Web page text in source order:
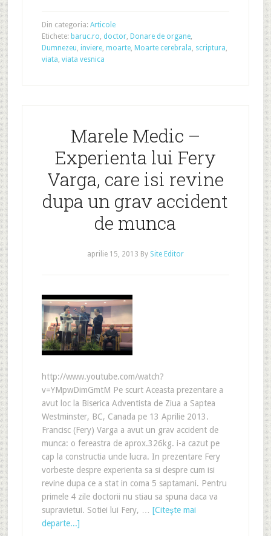
Din categoria: Articole
Etichete: baruc.ro, doctor, Donare de organe,
Dumnezeu, inviere, moarte, Moarte cerebrala, scriptura,
viata, viata vesnica
Marele Medic –
Experienta lui Fery
Varga, care isi revine
dupa un grav accident
de munca
aprilie 15, 2013 By Site Editor
http://www.youtube.com/watch?
v=YMpwDimGmtM Pe scurt Aceasta prezentare a
avut loc la Biserica Adventista de Ziua a Saptea
Westminster, BC, Canada pe 13 Aprilie 2013.
Francisc (Fery) Varga a avut un grav accident de
munca: o fereastra de aprox.326kg. i-a cazut pe
cap la constructia unde lucra. In prezentare Fery
vorbeste despre experienta sa si despre cum isi
revine dupa ce a stat in coma 5 saptamani. Pentru
primele 4 zile doctorii nu stiau sa spuna daca va
supravietui. Sotiei lui Fery, … [Citeşte mai
departe...]